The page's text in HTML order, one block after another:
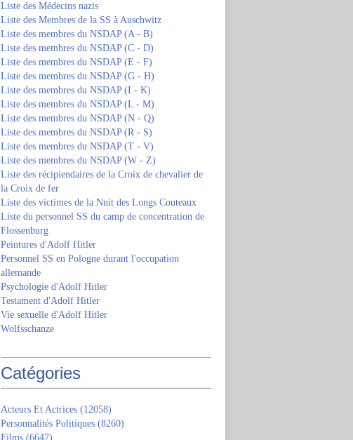
Liste des Médecins nazis
Liste des Membres de la SS à Auschwitz
Liste des membres du NSDAP (A - B)
Liste des membres du NSDAP (C - D)
Liste des membres du NSDAP (E - F)
Liste des membres du NSDAP (G - H)
Liste des membres du NSDAP (I - K)
Liste des membres du NSDAP (L - M)
Liste des membres du NSDAP (N - Q)
Liste des membres du NSDAP (R - S)
Liste des membres du NSDAP (T - V)
Liste des membres du NSDAP (W - Z)
Liste des récipiendaires de la Croix de chevalier de
la Croix de fer
Liste des victimes de la Nuit des Longs Couteaux
Liste du personnel SS du camp de concentration de
Flossenburg
Peintures d'Adolf Hitler
Personnel SS en Pologne durant l'occupation
allemande
Psychologie d'Adolf Hitler
Testament d'Adolf Hitler
Vie sexuelle d'Adolf Hitler
Wolfsschanze
Catégories
Acteurs Et Actrices (12058)
Personnalités Politiques (8260)
Films (6647)